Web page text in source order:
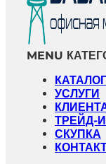
MENU
УСЛУГИ
ТРЕЙД-
СКУПКА